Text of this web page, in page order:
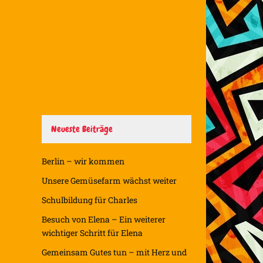
Neueste Beiträge
Berlin – wir kommen
Unsere Gemüsefarm wächst weiter
Schulbildung für Charles
Besuch von Elena – Ein weiterer
wichtiger Schritt für Elena
Gemeinsam Gutes tun – mit Herz und